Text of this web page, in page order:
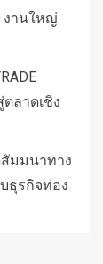
งานใหญ่
ลาดเชิง
มมนาทาง
ธุรกิจท่อง